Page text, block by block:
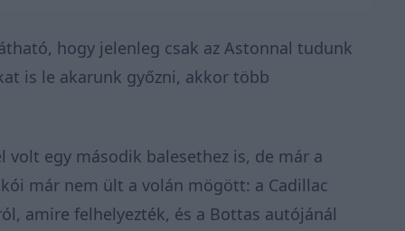
hogy jelenleg csak az Astonnal tudunk
is le akarunk győzni, akkor több
volt egy második balesethez is, de már a
már nem ült a volán mögött: a Cadillac
amire felhelyezték, és a Bottas autójánál